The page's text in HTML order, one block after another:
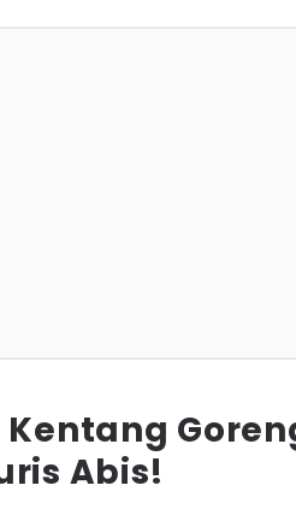
Kentang
Abis!